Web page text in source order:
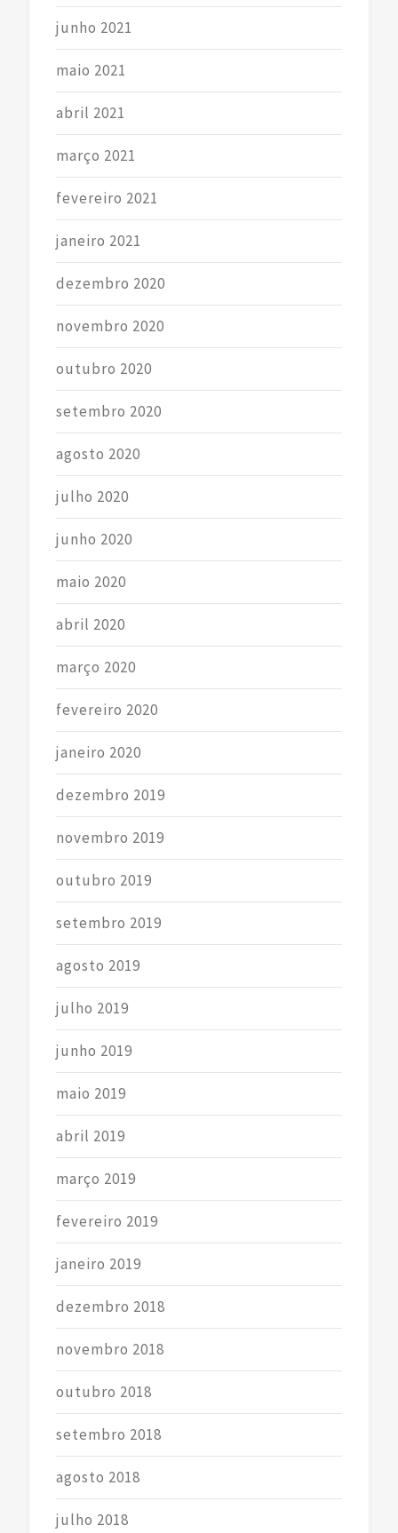
junho 2021
maio 2021
abril 2021
março 2021
fevereiro 2021
janeiro 2021
dezembro 2020
novembro 2020
outubro 2020
setembro 2020
agosto 2020
julho 2020
junho 2020
maio 2020
abril 2020
março 2020
fevereiro 2020
janeiro 2020
dezembro 2019
novembro 2019
outubro 2019
setembro 2019
agosto 2019
julho 2019
junho 2019
maio 2019
abril 2019
março 2019
fevereiro 2019
janeiro 2019
dezembro 2018
novembro 2018
outubro 2018
setembro 2018
agosto 2018
julho 2018